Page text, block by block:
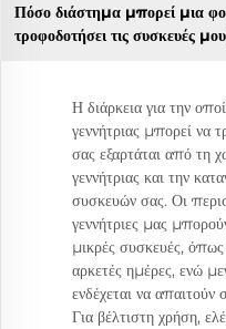
Πόσο διάστημα μπορεί μια
τροφοδοτήσει τις συσκευές
Η διάρκεια για την
γεννήτριας μπορεί να
σας εξαρτάται από τη
γεννήτριας και την
συσκευών σας. Οι
γεννήτριες μας
μικρές συσκευές,
αρκετές ημέρες, ενώ
ενδέχεται να απαιτούν
Για βέλτιστη χρήση,